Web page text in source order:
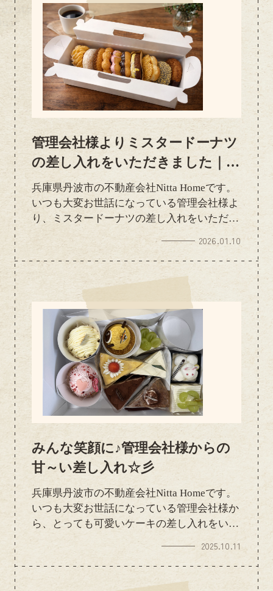
管理会社様よりミスタードーナツ
の差し入れをいただきました｜感
謝のご紹介
兵庫県丹波市の不動産会社Nitta Homeです。
いつも大変お世話になっている管理会社様よ
り、ミスタードーナツの差し入れをいただき
ました定番の人気ドーナツが揃っていて、ス
タッフみんなで美味しくいただき、ほっとひ
と息つける嬉しい時間になりました。日頃か
ら温かなお心遣いをいただき、本当にありが
とうございます。こうしたご縁を大切にしな
がら、今後もより良いご対応ができるよう努
めてまいります。改めました、ありがとうご
ざいました。
2026.01.10
みんな笑顔に♪管理会社様からの
甘～い差し入れ☆彡
兵庫県丹波市の不動産会社Nitta Homeです。
いつも大変お世話になっている管理会社様か
ら、とっても可愛いケーキの差し入れをいた
だきました(´0ﾉ｀*)箱を開けた瞬間、思わず
フみんなテンションが上がりましたо(ж＞▽
＜)ｙ ☆それぞれお気に入りを選びながら、
2025.10.11